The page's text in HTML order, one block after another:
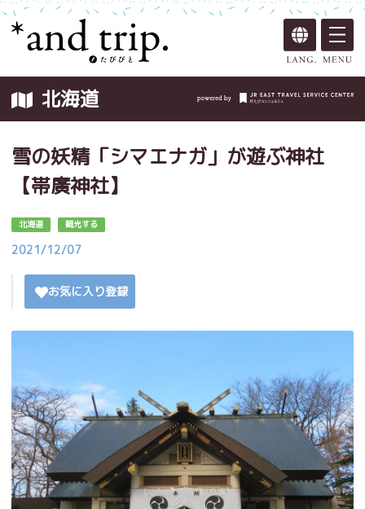
北海道
雪の妖精「シマエナガ」が遊ぶ神社
【帯廣神社】
北海道 観光する
2021/12/07
お気に入り登録